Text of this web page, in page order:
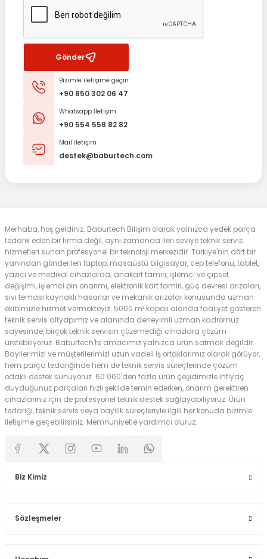
Gönder
Bizimle iletişime geçin
+90 850 302 06 47
Whatsapp İletişim
+90 554 558 82 82
Mail iletişim
destek@baburtech.com
Merhaba, hoş geldiniz. Baburtech Bilişim olarak yalnızca yedek parça
tedarik eden bir firma değil, aynı zamanda ileri seviye teknik servis
hizmetleri sunan profesyonel bir teknoloji merkezidir. Türkiye'nin dört bir
yanından gönderilen laptop, masaüstü bilgisayar, cep telefonu, tablet,
yazıcı ve medikal cihazlarda; anakart tamiri, işlemci ve çipset
değişimi, işlemci pin onarımı, elektronik kart tamiri, güç devresi arızaları,
sıvı teması kaynaklı hasarlar ve mekanik arızalar konusunda uzman
ekibimizle hizmet vermekteyiz. 5000 m² kapalı alanda faaliyet gösteren
teknik servis altyapımız ve alanında deneyimli uzman kadromuz
sayesinde, birçok teknik servisin çözemediği cihazlara çözüm
üretebiliyoruz. Baburtech'te amacımız yalnızca ürün satmak değildir.
Bayilerimizi ve müşterilerimizi uzun vadeli iş ortaklarımız olarak görüyor,
hem parça tedariğinde hem de teknik servis süreçlerinde çözüm
odaklı destek sunuyoruz. 60.000'den fazla ürün çeşidimizle ihtiyaç
duyduğunuz parçaları hızlı şekilde temin ederken, onarım gerektiren
cihazlarınız için de profesyonel teknik destek sağlayabiliyoruz. Ürün
tedariği, teknik servis veya bayilik süreçleriyle ilgili her konuda bizimle
iletişime geçebilirsiniz. Memnuniyetle yardımcı oluruz.
Biz Kimiz
Sözleşmeler